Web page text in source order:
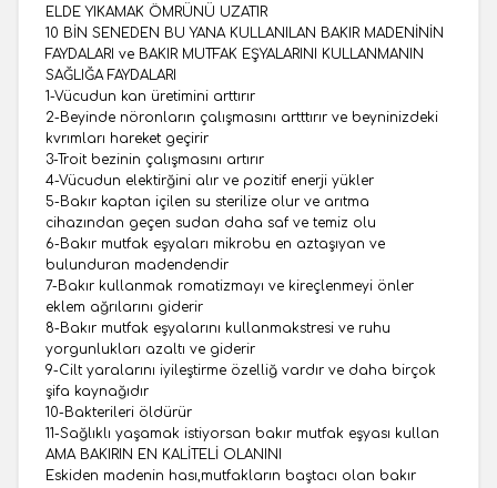
ELDE YIKAMAK ÖMRÜNÜ UZATIR
​10 BİN SENEDEN BU YANA KULLANILAN BAKIR MADENİNİN
FAYDALARI ve BAKIR MUTFAK EŞYALARINI KULLANMANIN
SAĞLIĞA FAYDALARI
1-Vücudun kan üretimini arttırır
2-Beyinde nöronların çalışmasını artttırır ve beyninizdeki
kvrımları hareket geçirir
3-Troit bezinin çalışmasını artırır
4-Vücudun elektirğini alır ve pozitif enerji yükler
5-Bakır kaptan içilen su sterilize olur ve arıtma
cihazından geçen sudan daha saf ve temiz olu
6-Bakır mutfak eşyaları mikrobu en aztaşıyan ve
bulunduran madendendir
7-Bakır kullanmak romatizmayı ve kireçlenmeyi önler
eklem ağrılarını giderir
8-Bakır mutfak eşyalarını kullanmakstresi ve ruhu
yorgunlukları azaltı ve giderir
9-Cilt yaralarını iyileştirme özelliğ vardır ve daha birçok
şifa kaynağıdır
10-Bakterileri öldürür
11-Sağlıklı yaşamak istiyorsan bakır mutfak eşyası kullan
AMA BAKIRIN EN KALİTELİ OLANINI
Eskiden madenin hası,mutfakların baştacı olan bakır